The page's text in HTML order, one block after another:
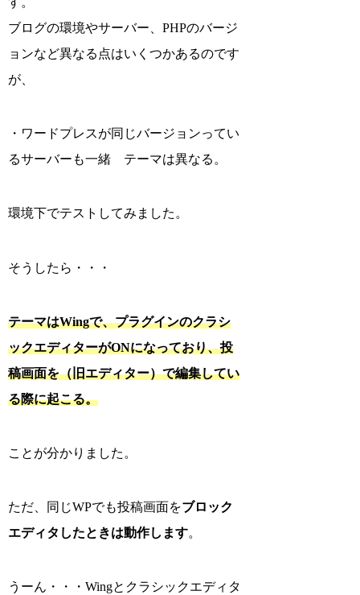
ブログの環境やサーバー、PHPのバージ
ョンなど異なる点はいくつかあるのです
が、
・ワードプレスが同じバージョンってい
るサーバーも一緒 テーマは異なる。
環境下でテストしてみました。
そうしたら・・・
テーマはWingで、プラグインのクラシ
ックエディターがONになっており、投
稿画面を（旧エディター）で編集してい
る際に起こる。
ことが分かりました。
ただ、同じWPでも投稿画面をブロック
エディタしたときは動作します。
うーん・・・Wingとクラシックエディタ